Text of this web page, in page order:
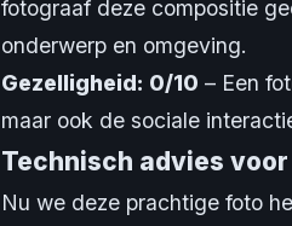
fotograaf deze compositie
onderwerp en omgeving.
Gezelligheid: 0/10 – Een
maar ook de sociale
Technisch advies
Nu we deze prachtige foto